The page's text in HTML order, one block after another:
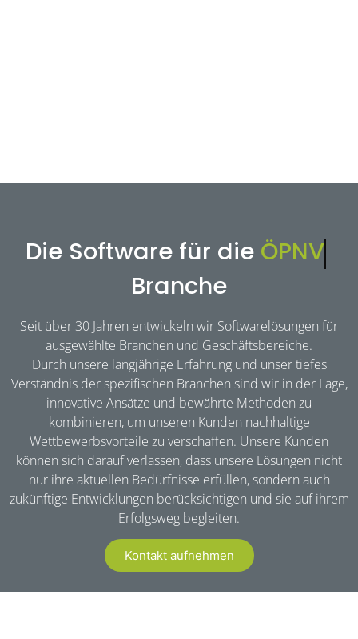
Die Software für die
Branche
Seit über 30 Jahren entwickeln wir Softwarelösungen für
ausgewählte Branchen und Geschäftsbereiche.
Durch unsere langjährige Erfahrung und unser tiefes
Verständnis der spezifischen Branchen sind wir in der Lage,
innovative Ansätze und bewährte Methoden zu
kombinieren, um unseren Kunden nachhaltige
Wettbewerbsvorteile zu verschaffen. Unsere Kunden
können sich darauf verlassen, dass unsere Lösungen nicht
nur ihre aktuellen Bedürfnisse erfüllen, sondern auch
zukünftige Entwicklungen berücksichtigen und sie auf ihrem
Erfolgsweg begleiten.
Kontakt aufnehmen